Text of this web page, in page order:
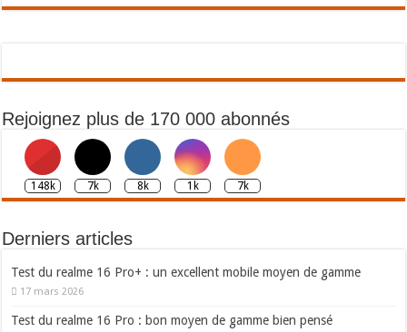
Rejoignez plus de 170 000 abonnés
148k 7k 8k 1k 7k
Derniers articles
Test du realme 16 Pro+ : un excellent mobile moyen de gamme
17 mars 2026
Test du realme 16 Pro : bon moyen de gamme bien pensé